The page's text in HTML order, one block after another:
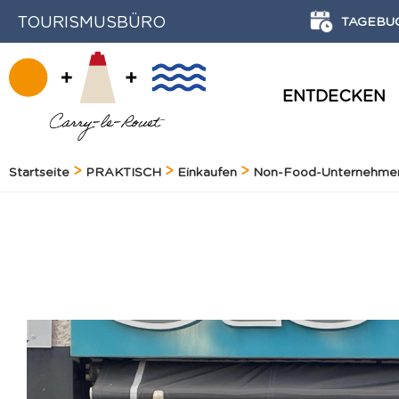
TOURISMUSBÜRO
ENTDECKEN
Startseite PRAKTISCH Einkaufen Non-Food-